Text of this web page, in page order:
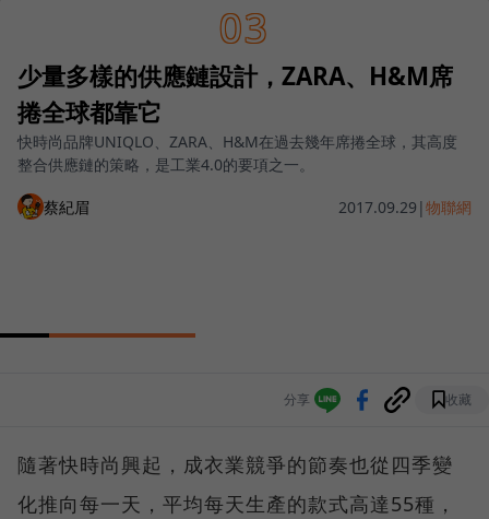
03
少量多樣的供應鏈設計，ZARA、H&M席
捲全球都靠它
快時尚品牌UNIQLO、ZARA、H&M在過去幾年席捲全球，其高度
整合供應鏈的策略，是工業4.0的要項之一。
蔡紀眉 2017.09.29 |物聯網
分享 收藏
隨著快時尚興起，成衣業競爭的節奏也從四季變
化推向每一天，平均每天生產的款式高達55種，